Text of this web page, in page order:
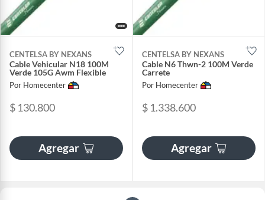
CENTELSA BY NEXANS
Cable Vehicular N18 100M
Verde 105G Awm Flexible
Por Homecenter
$ 130.800
Agregar
CENTELSA BY NEXANS
Cable N6 Thwn-2 100M Verde
Carrete
Por Homecenter
$ 1.338.600
Agregar